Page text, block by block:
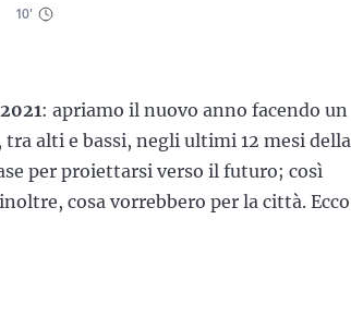
10'
: apriamo il nuovo anno facendo un
tra alti e bassi, negli ultimi 12 mesi della
per proiettarsi verso il futuro; così
cosa vorrebbero per la città. Ecco